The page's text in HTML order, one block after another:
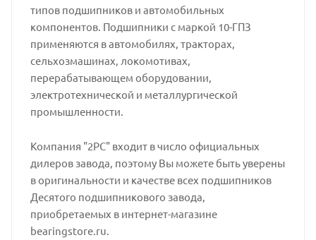
типов подшипников и автомобильных
компонентов. Подшипники с маркой 10-ГПЗ
применяются в автомобилях, тракторах,
сельхозмашинах, локомотивах,
перерабатывающем оборудовании,
электротехнической и металлургической
промышленности.
Компания "2РС" входит в число официальных
дилеров завода, поэтому Вы можете быть уверены
в оригинальности и качестве всех подшипников
Десятого подшипникового завода,
приобретаемых в интернет-магазине
bearingstore.ru.